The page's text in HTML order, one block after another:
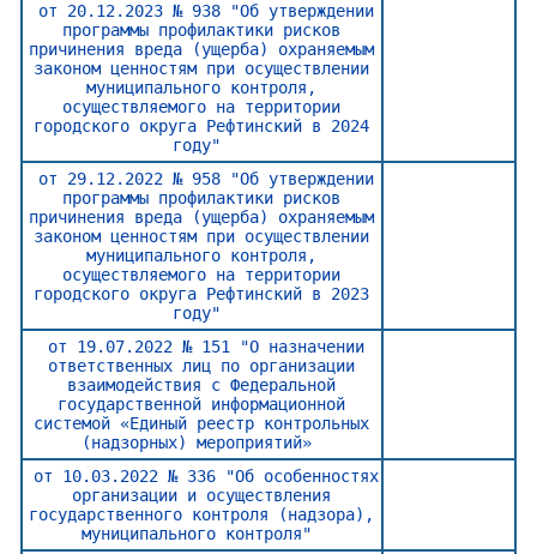
от 20.12.2023 № 938 "Об утверждении
программы профилактики рисков
причинения вреда (ущерба) охраняемым
законом ценностям при осуществлении
муниципального контроля,
осуществляемого на территории
городского округа Рефтинский в 2024
году"
от 29.12.2022 № 958 "Об утверждении
программы профилактики рисков
причинения вреда (ущерба) охраняемым
законом ценностям при осуществлении
муниципального контроля,
осуществляемого на территории
городского округа Рефтинский в 2023
году"
от 19.07.2022 № 151 "О назначении
ответственных лиц по организации
взаимодействия с Федеральной
государственной информационной
системой «Единый реестр контрольных
(надзорных) мероприятий»
от 10.03.2022 № 336 "Об особенностях
организации и осуществления
государственного контроля (надзора),
муниципального контроля"